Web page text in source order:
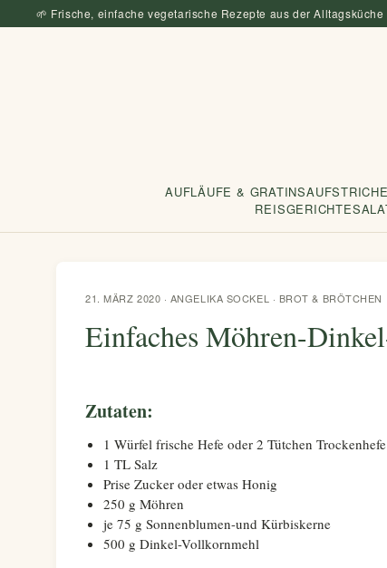
🌱 Frische, einfache vegetarische Rezepte aus der Alltagsküche
AUFLÄUFE & GRATINS
REISGERICHTE
21. MÄRZ 2020 · ANGELIKA SOCKEL · BROT & BRÖTCHEN
Einfaches Möhren-
Zutaten:
1 Würfel frische Hefe oder 2 Tütchen Trockenhefe
1 TL Salz
Prise Zucker oder etwas Honig
250 g Möhren
je 75 g Sonnenblumen-und Kürbiskerne
500 g Dinkel-Vollkornmehl